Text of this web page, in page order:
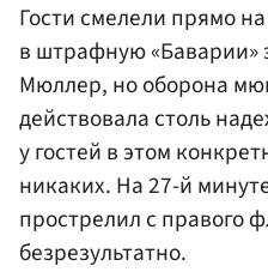
Гости смелели прямо
в штрафную
Мюллер, но оборона
действовала столь
у гостей в этом
никаких. На 27-й
прострелил с правого
безрезультатно.